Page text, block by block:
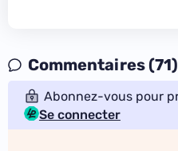
Commentaires (71)
Abonnez-vous pour
Se connecter